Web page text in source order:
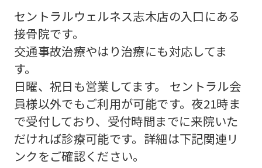
セントラルウェルネス志木店の入口にある
接骨院です。
交通事故治療やはり治療にも対応してま
す。
日曜、祝日も営業してます。 セントラル会
員様以外でもご利用が可能です。夜21時ま
で受付しており、受付時間までに来院いた
だければ診療可能です。詳細は下記関連リ
ンクをご確認ください。
is
translated
English.
Click
the
link
below